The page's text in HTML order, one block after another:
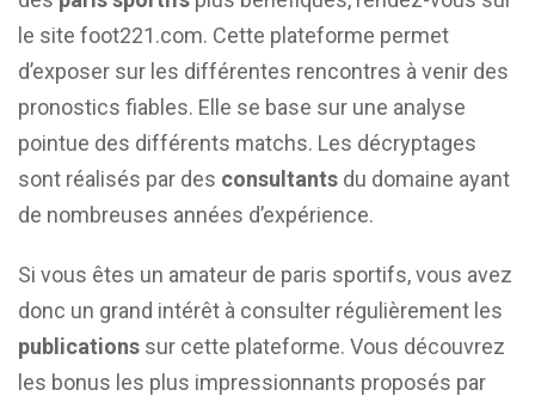
le site foot221.com. Cette plateforme permet
d’exposer sur les différentes rencontres à venir des
pronostics fiables. Elle se base sur une analyse
pointue des différents matchs. Les décryptages
sont réalisés par des consultants du domaine ayant
de nombreuses années d’expérience.
Si vous êtes un amateur de paris sportifs, vous avez
donc un grand intérêt à consulter régulièrement les
publications sur cette plateforme. Vous découvrez
les bonus les plus impressionnants proposés par